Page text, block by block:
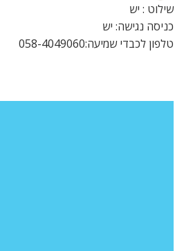
שילוט : יש
כניסה נגישה: יש
טלפון לכבדי שמיעה:058-4049060